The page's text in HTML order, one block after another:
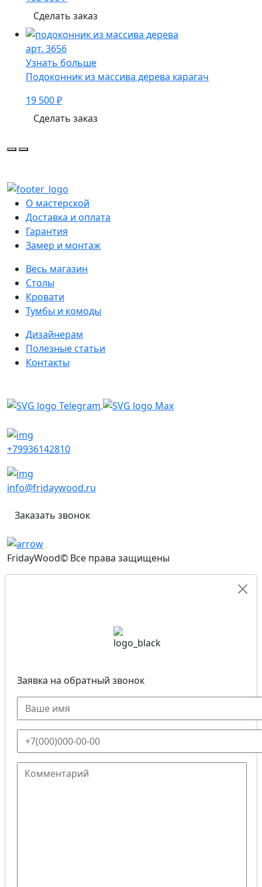
Сделать заказ
арт. 3656
Узнать больше
Подоконник из массива дерева карагач
19 500 ₽
Сделать заказ
О мастерской
Доставка и оплата
Гарантия
Замер и монтаж
Весь магазин
Столы
Кровати
Тумбы и комоды
Дизайнерам
Полезные статьи
Контакты
+79936142810
info@fridaywood.ru
Заказать звонок
FridayWood© Все права защищены
Заявка на обратный звонок